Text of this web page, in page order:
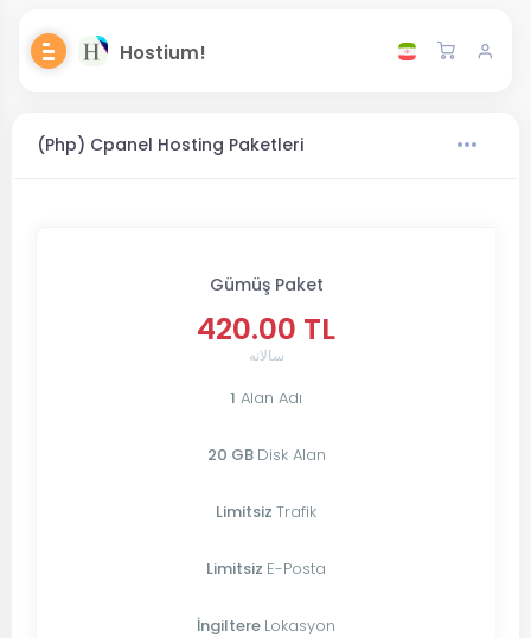
Hostium!
(Php) Cpanel Hosting Paketleri
Gümüş Paket
420.00 TL
سالانه
1 Alan Adı
20 GB Disk Alan
Limitsiz Trafik
Limitsiz E-Posta
İngiltere Lokasyon